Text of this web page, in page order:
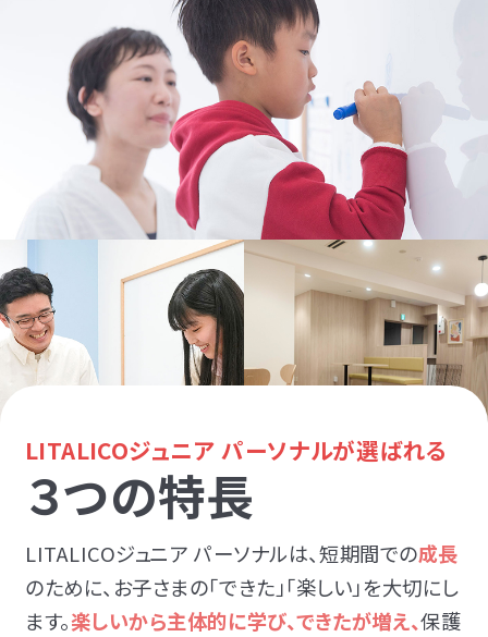
LITALICOジュニア パーソナルが選ばれる
３つの特長
LITALICOジュニア パーソナルは、短期間での成長
のために、お子さまの「できた」「楽しい」を大切にし
ます。楽しいから主体的に学び、できたが増え、保護